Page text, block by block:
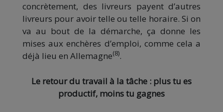
concrètement, des livreurs payent d’autres
livreurs pour avoir telle ou telle horaire. Si on
va au bout de la démarche, ça donne les
mises aux enchères d’emploi, comme cela a
déjà lieu en Allemagne(8).
Le retour du travail à la tâche : plus tu es
productif, moins tu gagnes